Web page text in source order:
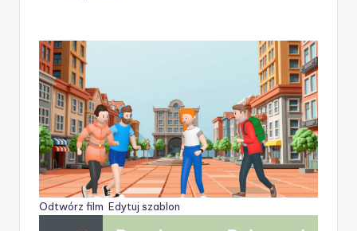
Odtwórz film Edytuj szablon